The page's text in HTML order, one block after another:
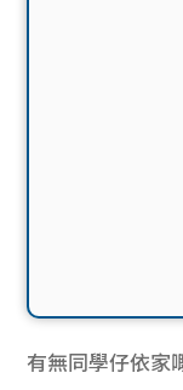
有無同學仔依家